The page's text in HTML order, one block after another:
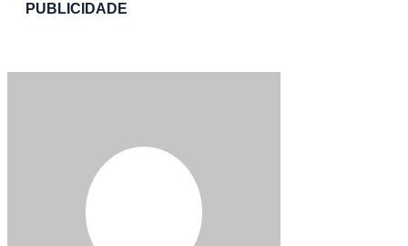
PUBLICIDADE